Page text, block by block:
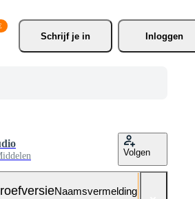
Schrijf je in Inloggen
Volgen
Naamsvermelding niet